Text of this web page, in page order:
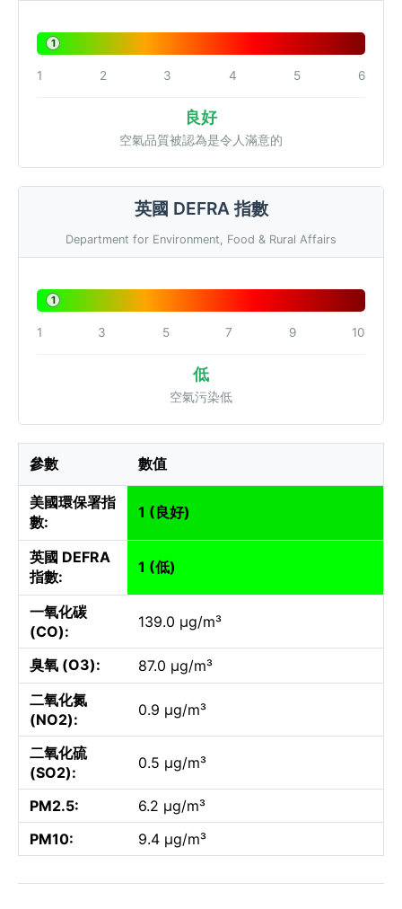
1
1 2 3 4 5 6
良好
空氣品質被認為是令人滿意的
英國 DEFRA 指數
Department for Environment, Food & Rural Affairs
1
1 3 5 7 9 10
低
空氣污染低
參數 數值
美國環保署指
數:
1 (良好)
英國 DEFRA
指數:
1 (低)
一氧化碳
(CO):
139.0 µg/m³
臭氧 (O3):
87.0 µg/m³
二氧化氮
(NO2):
0.9 µg/m³
二氧化硫
(SO2):
0.5 µg/m³
PM2.5:
6.2 µg/m³
PM10:
9.4 µg/m³